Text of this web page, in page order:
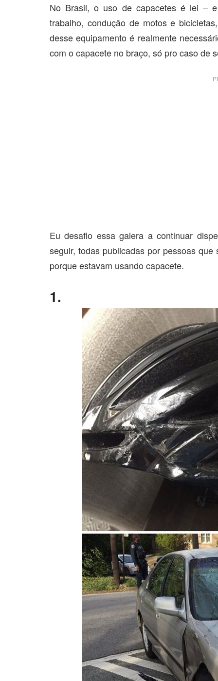
No Brasil, o uso de capacetes é lei –
trabalho, condução de motos e
desse equipamento é realmente
com o capacete no braço, só pro caso de
Eu desafio essa galera a continuar
seguir, todas publicadas por pessoas
porque estavam usando capacete.
1.